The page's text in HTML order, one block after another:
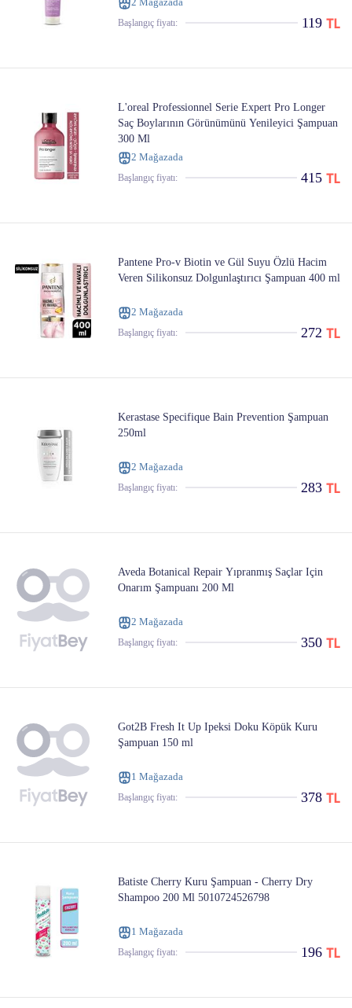
Başlangıç ​​fiyatı: 119
L'oreal Professionnel Serie Expert Pro Longer
Saç Boylarının Görünümünü Yenileyici Şampuan
300 Ml
2 Mağazada
Başlangıç ​​fiyatı: 415
Pantene Pro-v Biotin ve Gül Suyu Özlü Hacim
Veren Silikonsuz Dolgunlaştırıcı Şampuan 400 ml
2 Mağazada
Başlangıç ​​fiyatı: 272
Kerastase Specifique Bain Prevention Şampuan
250ml
2 Mağazada
Başlangıç ​​fiyatı: 283
Aveda Botanical Repair Yıpranmış Saçlar Için
Onarım Şampuanı 200 Ml
2 Mağazada
Başlangıç ​​fiyatı: 350
Got2B Fresh It Up Ipeksi Doku Köpük Kuru
Şampuan 150 ml
1 Mağazada
Başlangıç ​​fiyatı: 378
Batiste Cherry Kuru Şampuan - Cherry Dry
Shampoo 200 Ml 5010724526798
1 Mağazada
Başlangıç ​​fiyatı: 196